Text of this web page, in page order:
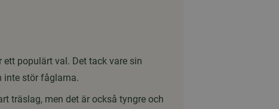
ett populärt val. Det tack vare sin
inte stör fåglarna.
träslag, men det är också tyngre och